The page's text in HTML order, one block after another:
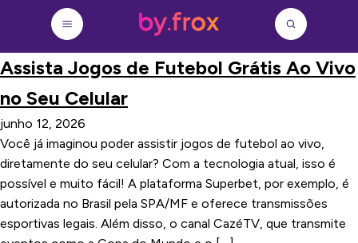
Assista Jogos de Futebol Grátis Ao Vivo
no Seu Celular
junho 12, 2026
Você já imaginou poder assistir jogos de futebol ao vivo,
diretamente do seu celular? Com a tecnologia atual, isso é
possível e muito fácil! A plataforma Superbet, por exemplo, é
autorizada no Brasil pela SPA/MF e oferece transmissões
esportivas legais. Além disso, o canal CazéTV, que transmite